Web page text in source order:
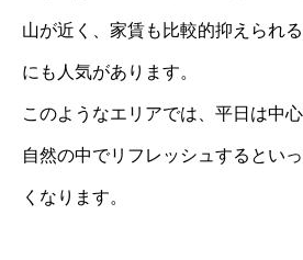
山が近く、家賃も比較的抑えられ
にも人気があります。
このようなエリアでは、平日は中
自然の中でリフレッシュするとい
くなります。